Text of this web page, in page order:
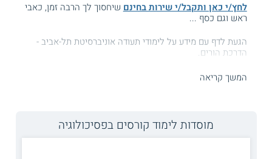
לחץ/י כאן ותקבל/י שירות בחינם שיחסוך לך הרבה זמן, כאבי
ראש וגם כסף ...
הגעת לדף עם מידע על לימודי תעודה אוניברסיטת תל-אביב -
הדרכת הורים.
המידע באתר הועיל ל87% מהגולשים.המשך קריאה
מוסדות לימוד קורסים בפסיכולוגיה